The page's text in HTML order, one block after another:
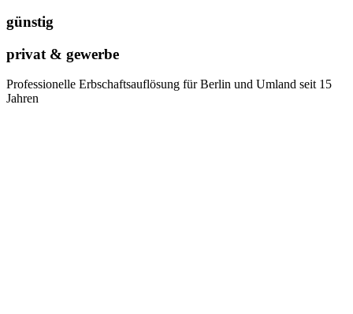
günstig
privat & gewerbe
Professionelle Erbschaftsauflösung für Berlin und Umland seit 15
Jahren